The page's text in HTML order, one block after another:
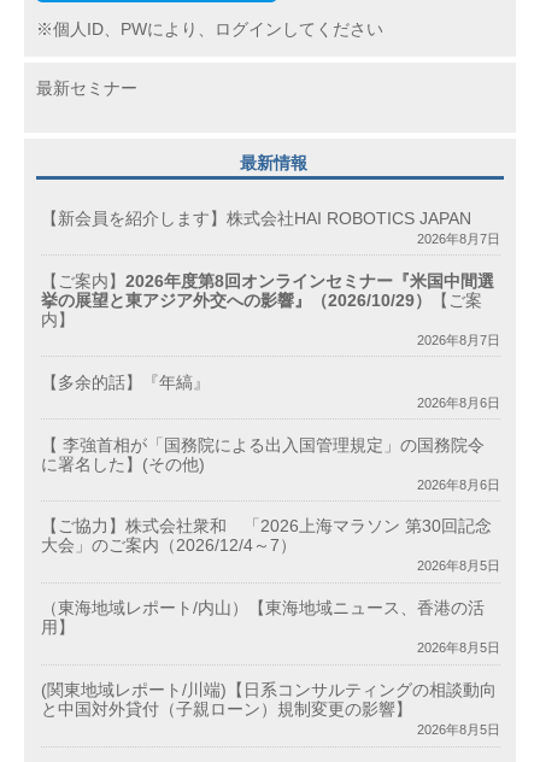
※個人ID、PWにより、ログインしてください
最新セミナー
最新情報
【新会員を紹介します】株式会社HAI ROBOTICS JAPAN
2026年8月7日
【ご案内】 2026年度第8回オンラインセミナー『米国中間選
挙の展望と東アジア外交への影響』（2026/10/29）
【ご案
内】
2026年8月7日
【多余的話】『年縞』
2026年8月6日
【 李強首相が「国務院による出入国管理規定」の国務院令
に署名した】(その他)
2026年8月6日
【ご協力】株式会社衆和 「2026上海マラソン 第30回記念
大会」のご案内（2026/12/4～7）
2026年8月5日
（東海地域レポート/内山）【東海地域ニュース、香港の活
用】
2026年8月5日
(関東地域レポート/川端)【日系コンサルティングの相談動向
と中国対外貸付（子親ローン）規制変更の影響】
2026年8月5日